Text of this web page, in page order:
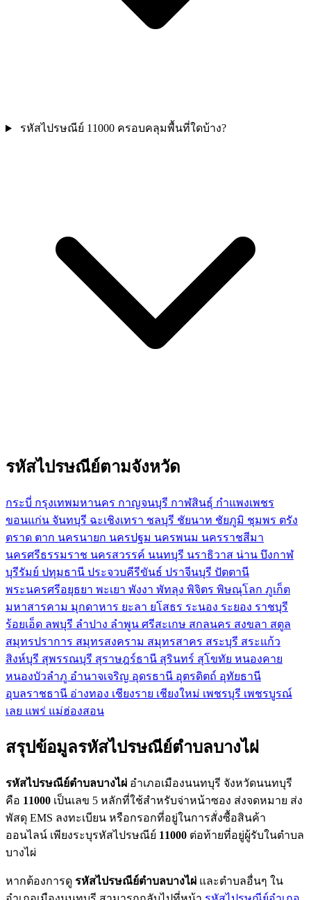
รหัสไปรษณีย์ 11000 ครอบคลุมพื้นที่ใดบ้าง?
รหัสไปรษณีย์ตามจังหวัด
กระบี่ กรุงเทพมหานคร กาญจนบุรี กาฬสินธุ์ กำแพงเพชร
ขอนแก่น จันทบุรี ฉะเชิงเทรา ชลบุรี ชัยนาท ชัยภูมิ ชุมพร ตรัง
ตราด ตาก นครนายก นครปฐม นครพนม นครราชสีมา
นครศรีธรรมราช นครสวรรค์ นนทบุรี นราธิวาส น่าน บึงกาฬ
บุรีรัมย์ ปทุมธานี ประจวบคีรีขันธ์ ปราจีนบุรี ปัตตานี
พระนครศรีอยุธยา พะเยา พังงา พัทลุง พิจิตร พิษณุโลก ภูเก็ต
มหาสารคาม มุกดาหาร ยะลา ยโสธร ระนอง ระยอง ราชบุรี
ร้อยเอ็ด ลพบุรี ลำปาง ลำพูน ศรีสะเกษ สกลนคร สงขลา สตูล
สมุทรปราการ สมุทรสงคราม สมุทรสาคร สระบุรี สระแก้ว
สิงห์บุรี สุพรรณบุรี สุราษฎร์ธานี สุรินทร์ สุโขทัย หนองคาย
หนองบัวลำภู อำนาจเจริญ อุดรธานี อุตรดิตถ์ อุทัยธานี
อุบลราชธานี อ่างทอง เชียงราย เชียงใหม่ เพชรบุรี เพชรบูรณ์
เลย แพร่ แม่ฮ่องสอน
สรุปข้อมูลรหัสไปรษณีย์ตำบลบางไผ่
รหัสไปรษณีย์ตำบลบางไผ่ อำเภอเมืองนนทบุรี จังหวัดนนทบุรี
คือ 11000 เป็นเลข 5 หลักที่ใช้สำหรับจ่าหน้าซอง ส่งจดหมาย ส่ง
พัสดุ EMS ลงทะเบียน หรือกรอกที่อยู่ในการสั่งซื้อสินค้า
ออนไลน์ เพียงระบุรหัสไปรษณีย์ 11000 ต่อท้ายที่อยู่ผู้รับในตำบล
บางไผ่
หากต้องการดู รหัสไปรษณีย์ตำบลบางไผ่ และตำบลอื่นๆ ใน